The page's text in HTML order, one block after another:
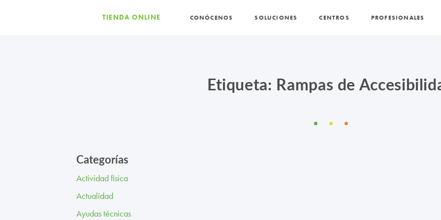
TIENDA ONLINE CONÓCENOS SOLUCIONES CENTROS PROFESIONALES
Etiqueta: Rampas de
Categorías
Actividad física
Actualidad
Ayudas técnicas